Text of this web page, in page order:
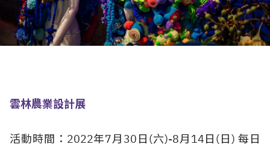
雲林農業設計展
活動時間：2022年7月30日(六)-8月14日(日) 每日